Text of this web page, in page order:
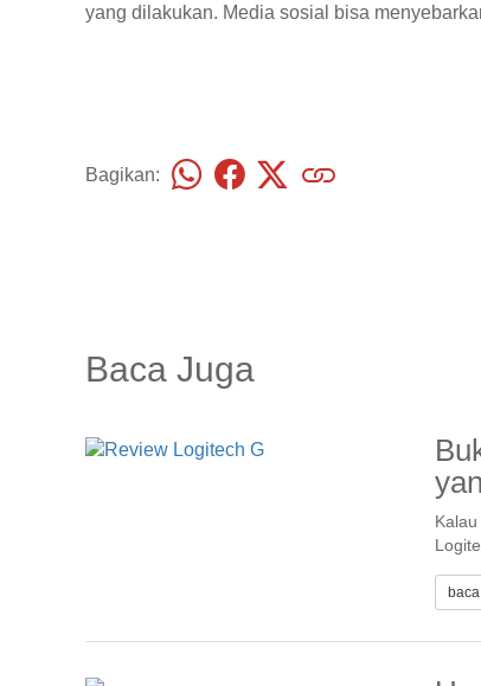
yang dilakukan. Media sosial bisa
Bagikan:
Baca Juga